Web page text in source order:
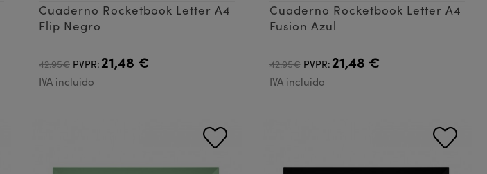
Cuaderno Rocketbook Letter A4
Flip Negro
42.95€ PVPR: 21,48 €
IVA incluido
Cuaderno Rocketbook Letter A4
Fusion Azul
42.95€ PVPR: 21,48 €
IVA incluido